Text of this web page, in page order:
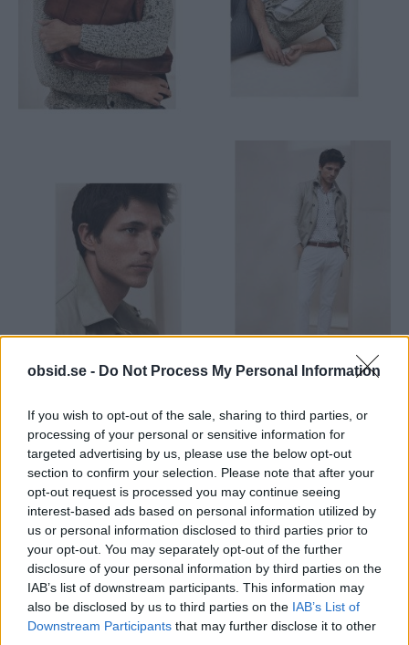
obsid.se - Do Not Process My Personal Information
If you wish to opt-out of the sale, sharing to third parties, or
processing of your personal or sensitive information for
targeted advertising by us, please use the below opt-out
section to confirm your selection. Please note that after your
opt-out request is processed you may continue seeing
interest-based ads based on personal information utilized by
us or personal information disclosed to third parties prior to
your opt-out. You may separately opt-out of the further
disclosure of your personal information by third parties on the
IAB’s list of downstream participants. This information may
also be disclosed by us to third parties on the IAB’s List of
Downstream Participants that may further disclose it to other
Klassiskt stiligt
Tittar man på plaggen som MD presenterar så är
det klassiskt stilig som gäller. Vi sermjuka
kavajeri kombination med chinos, skjortor och en
trenchcoats. Klassiskt hela vägen, men utan att bli
tråkigt.
Tittar man lite mer noga så ser man dock att t-